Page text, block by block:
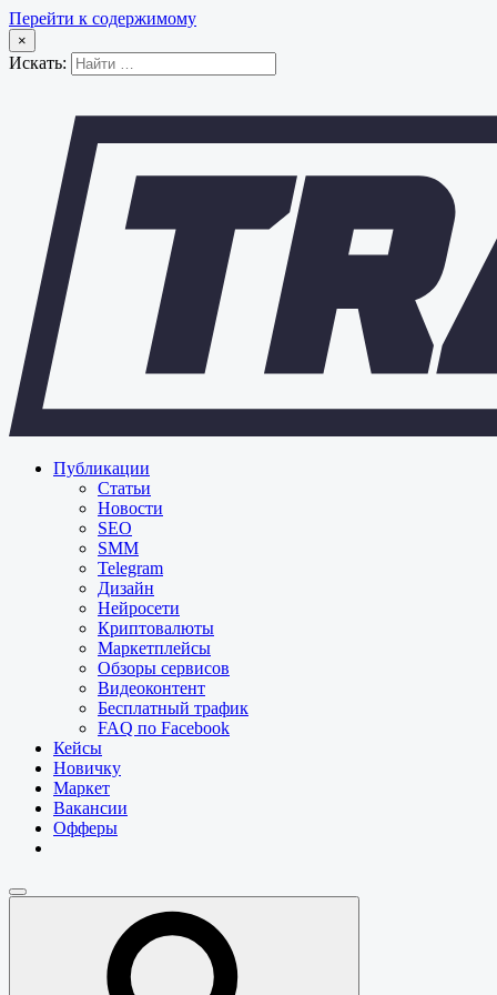
Перейти к содержимому
×
Искать:
Публикации
Статьи
Новости
SEO
SMM
Telegram
Дизайн
Нейросети
Криптовалюты
Маркетплейсы
Обзоры сервисов
Видеоконтент
Бесплатный трафик
FAQ по Facebook
Кейсы
Новичку
Маркет
Вакансии
Офферы